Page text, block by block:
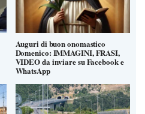
Auguri di buon onomastico
Domenico: IMMAGINI, FRASI,
VIDEO da inviare su Facebook e
WhatsApp